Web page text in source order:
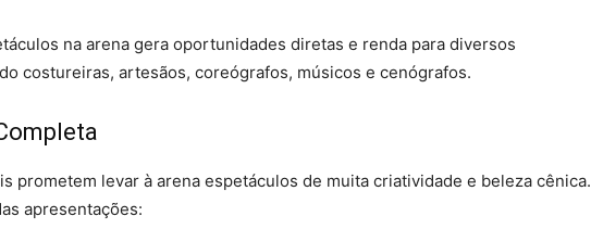
na arena gera oportunidades diretas e renda para diversos
costureiras, artesãos, coreógrafos, músicos e cenógrafos.
prometem levar à arena espetáculos de muita criatividade e beleza cênica.
apresentações: